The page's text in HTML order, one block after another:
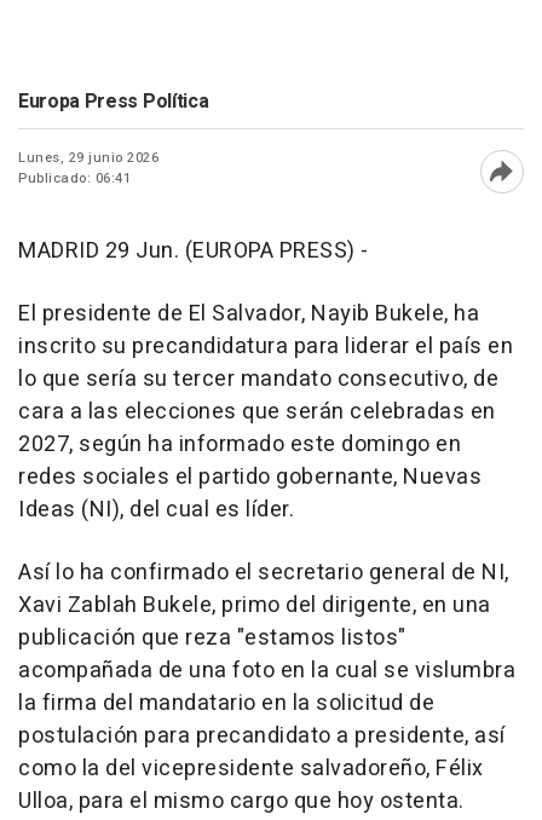
Europa Press Política
Lunes, 29 junio 2026
Publicado: 06:41
MADRID 29 Jun. (EUROPA PRESS) -
El presidente de El Salvador, Nayib Bukele, ha
inscrito su precandidatura para liderar el país en
lo que sería su tercer mandato consecutivo, de
cara a las elecciones que serán celebradas en
2027, según ha informado este domingo en
redes sociales el partido gobernante, Nuevas
Ideas (NI), del cual es líder.
Así lo ha confirmado el secretario general de NI,
Xavi Zablah Bukele, primo del dirigente, en una
publicación que reza "estamos listos"
acompañada de una foto en la cual se vislumbra
la firma del mandatario en la solicitud de
postulación para precandidato a presidente, así
como la del vicepresidente salvadoreño, Félix
Ulloa, para el mismo cargo que hoy ostenta.